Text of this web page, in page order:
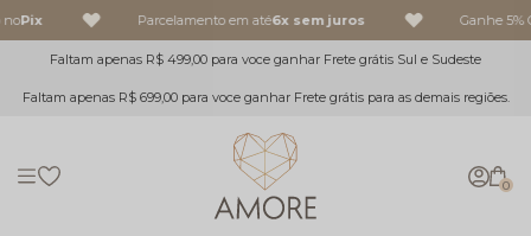
Pix Parcelamento em até6x sem juros Ganhe 5%
Faltam apenas R$ 499,00 para voce ganhar Frete grátis Sul e Sudeste
Faltam apenas R$ 699,00 para voce ganhar Frete grátis para as demais regiões.
0